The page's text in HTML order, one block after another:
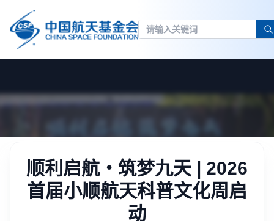
顺利启航・筑梦九天 | 2026
首届小顺航天科普文化周启
动